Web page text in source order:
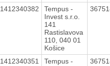
1412340382
Tempus -
Invest s.r.o.
141
Rastislavova
110, 040 01
Košice
1412340351
Tempus -